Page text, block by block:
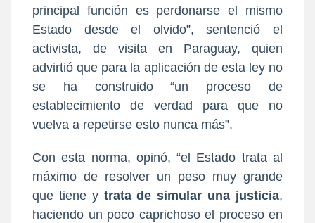
principal función es perdonarse el mismo
Estado desde el olvido”, sentenció el
activista, de visita en Paraguay, quien
advirtió que para la aplicación de esta ley no
se ha construido “un proceso de
establecimiento de verdad para que no
vuelva a repetirse esto nunca más”.
Con esta norma, opinó, “el Estado trata al
máximo de resolver un peso muy grande
que tiene y trata de simular una justicia,
haciendo un poco caprichoso el proceso en